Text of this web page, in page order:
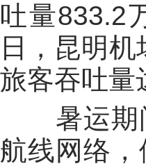
吐量833.2
日，昆明
旅客吞吐量
暑运
航线网络